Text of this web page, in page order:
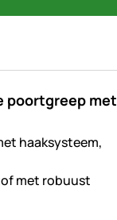
poortgreep met
haaksysteem,
met robuust